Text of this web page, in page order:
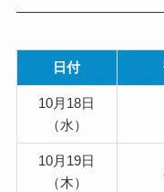
日付
10月18日
（水）
10月19日
（木）